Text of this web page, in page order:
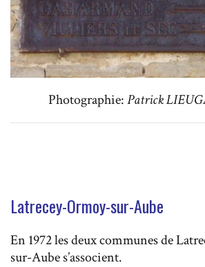
Photographie:Patrick
Latrecey-Ormoy-sur-Aube
En 1972 les deux communes de
sur-Aube s’associent.